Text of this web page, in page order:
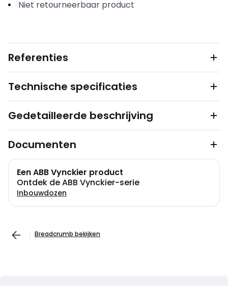
Niet retourneerbaar product
Referenties
Technische specificaties
Gedetailleerde beschrijving
Documenten
Een ABB Vynckier product
Ontdek de ABB Vynckier-serie
Inbouwdozen
Breadcrumb bekijken